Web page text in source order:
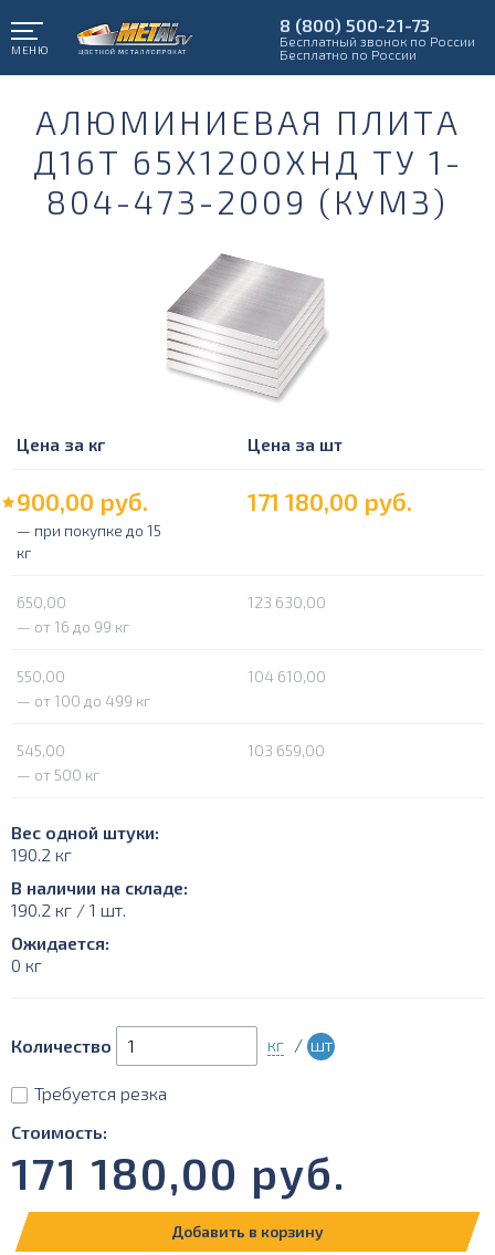
МЕНЮ
8 (800) 500-21-73
Бесплатный звонок по России
Бесплатно по России
АЛЮМИНИЕВАЯ ПЛИТА
Д16Т 65Х1200ХНД ТУ 1-
804-473-2009 (КУМЗ)
Цена за кг Цена за шт
900,00 руб. 171 180,00 руб.
— при покупке до 15
кг
650,00
123 630,00
— от 16 до 99 кг
550,00
104 610,00
— от 100 до 499 кг
545,00
103 659,00
— от 500 кг
Вес одной штуки:
190.2 кг
В наличии на складе:
190.2 кг / 1 шт.
Ожидается:
0 кг
Количество кг / шт
Требуется резка
Стоимость:
171 180,00 руб.
Добавить в корзину